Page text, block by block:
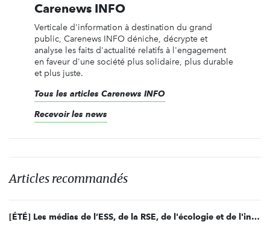
Carenews INFO
Verticale d'information à destination du grand
public, Carenews INFO déniche, décrypte et
analyse les faits d'actualité relatifs à l'engagement
en faveur d'une société plus solidaire, plus durable
et plus juste.
Tous les articles Carenews INFO
Recevoir les news
Articles recommandés
[ÉTÉ] Les médias de l’ESS, de la RSE, de l'écologie et de l'innovation sociale